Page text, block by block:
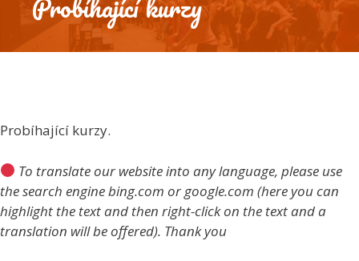
Probíhající kurzy.
To translate our website into any language, please use
the search engine bing.com or google.com (here you can
highlight the text and then right-click on the text and a
translation will be offered). Thank you